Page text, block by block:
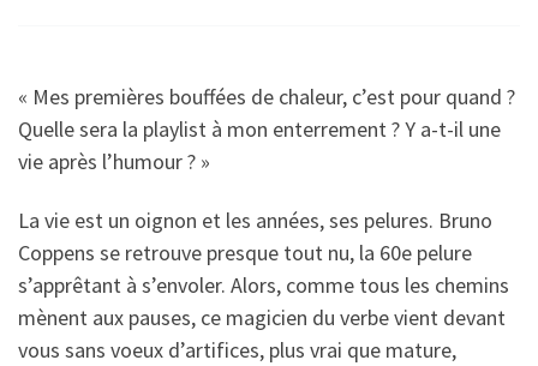
« Mes premières bouffées de chaleur, c’est pour quand ?
Quelle sera la playlist à mon enterrement ? Y a-t-il une
vie après l’humour ? »
La vie est un oignon et les années, ses pelures. Bruno
Coppens se retrouve presque tout nu, la 60e pelure
s’apprêtant à s’envoler. Alors, comme tous les chemins
mènent aux pauses, ce magicien du verbe vient devant
vous sans voeux d’artifices, plus vrai que mature,